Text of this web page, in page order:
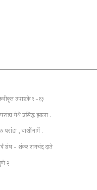
उपाष्टके ९ -१३
येथे प्रसिद्ध झाला .
, बार्शीमार्गे .
ग्रंथ - शंकर रामचंद्र दाते
२